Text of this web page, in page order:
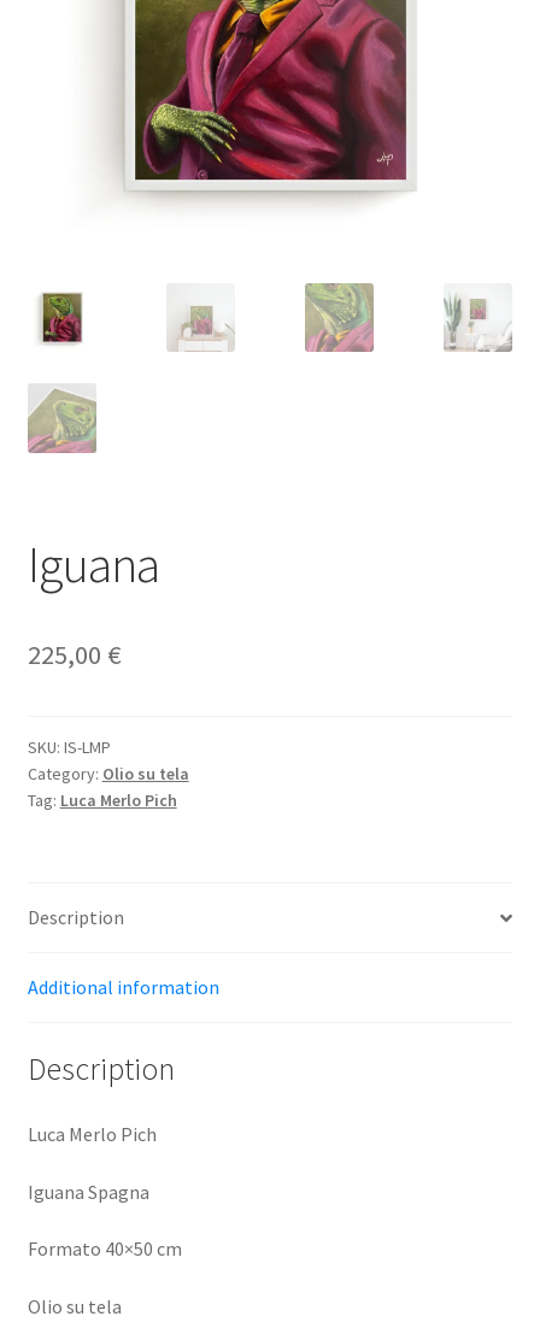
Iguana
225,00 €
SKU: IS-LMP
Category: Olio su tela
Tag: Luca Merlo Pich
Description
Additional information
Description
Luca Merlo Pich
Iguana Spagna
Formato 40×50 cm
Olio su tela